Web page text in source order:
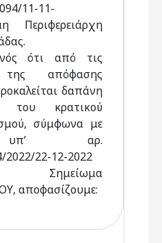
11-11-
Περιφερειάρχη
ότι από τις
της απόφασης
δαπάνη
κρατικού
σύμφωνα με
αρ.
2022/22-12-2022
Σημείωμα
αποφασίζουμε: